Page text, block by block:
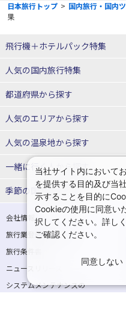
日本旅行トップ > 国内旅行・国内
果
飛行機＋ホテルパック特集
赤い風船ダイナミックパッケージ
人気の国内旅行特集
東京ディズニーリゾート®への旅
都道府県から探す
北海道旅行・ツアー
東北
青森旅行・ツアー
宮城旅行・ツアー
山形旅行・ツアー
関東
東京旅行・ツアー
人気のエリアから探す
函館旅行
仙台旅行
那須旅行
小笠原旅行
人気の温泉地から探す
北海道
湯の川温泉(北海道)
十勝川温泉(北海道)
洞爺湖温泉(北海道)
層雲峡温泉(北海道)
一緒に行く人から探す
一人旅 国内版
カップル・夫婦旅行 国内版
卒業旅行・学生旅行 国内版
季節の国内旅行特集
桜・お花見特集
夏休み・お盆の国内旅行
8月の国内旅行
10月の国内旅行
会社情報
旅行業登録票・約款
旅行条件書
ニュースリリース
システムメンテナンスの
当社サイト内において
を提供する目的及び当
示することを目的に
Cookieの使用に同意い
択してください。詳し
ご確認ください。
同意しない